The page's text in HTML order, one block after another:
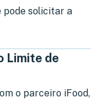
pode solicitar a
Limite de
o parceiro iFood,